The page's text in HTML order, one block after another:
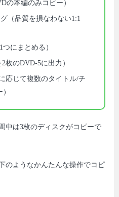
の本編のみコピー）
（品質を損なわない1:1
にまとめる）
枚のDVD-5に出力）
応じて複数のタイトル/チ
中は3枚のディスクがコピーで
のようなかんたんな操作でコピ